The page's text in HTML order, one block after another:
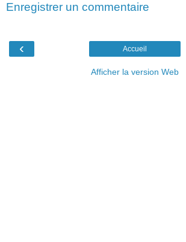
Enregistrer un commentaire
‹ Accueil
Afficher la version Web